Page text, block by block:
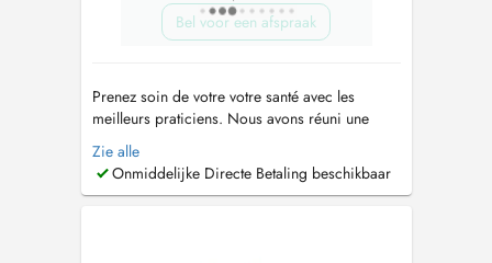
Bel voor een afspraak
Prenez soin de votre votre santé avec les
meilleurs praticiens. Nous avons réuni une
équipe de dentistes généraliste et spécialiste
pour prendre soin de vous rapidement et
efficacement. Lorsque vous avez un problème
Zie alle
Onmiddelijke Directe Betaling beschikbaar